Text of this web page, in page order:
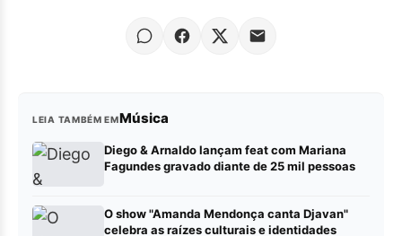
LEIA TAMBÉM EMMúsica
Diego & Arnaldo lançam feat com Mariana
Fagundes gravado diante de 25 mil pessoas
O show "Amanda Mendonça canta Djavan"
celebra as raízes culturais e identidades